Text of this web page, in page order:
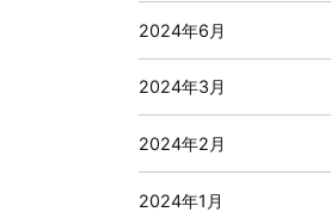
2024年6月
2024年3月
2024年2月
2024年1月